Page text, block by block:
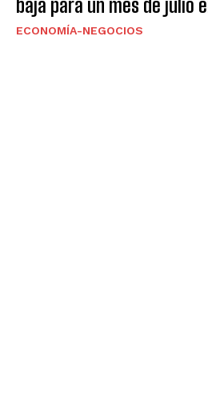
baja para un mes de julio
ECONOMÍA-NEGOCIOS